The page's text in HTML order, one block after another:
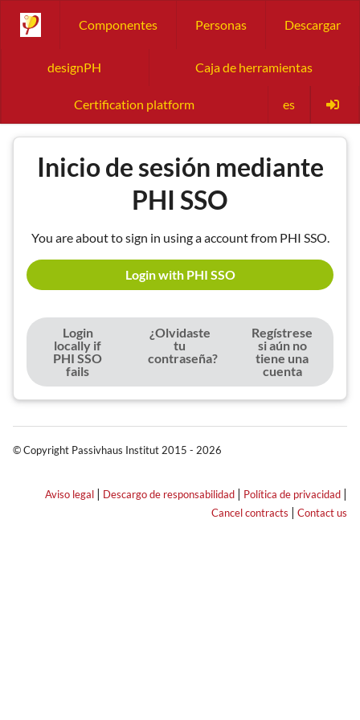
Componentes Personas Descargar
designPH Caja de herramientas
Certification platform es
Inicio de sesión mediante
PHI SSO
You are about to sign in using a account from PHI SSO.
Login with PHI SSO
Login
locally if
PHI SSO
fails
¿Olvidaste
tu
contraseña?
Regístrese
si aún no
tiene una
cuenta
© Copyright Passivhaus Institut 2015 - 2026
Aviso legal | Descargo de responsabilidad | Política de privacidad |
Cancel contracts | Contact us